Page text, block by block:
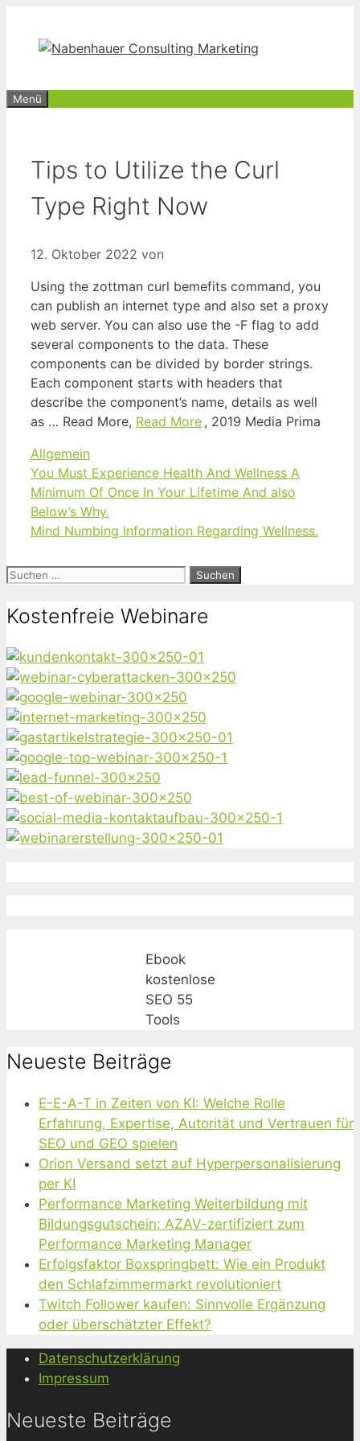
springen
Menü
Tips to Utilize the Curl
Type Right Now
12. Oktober 2022 von
Using the zottman curl bemefits command, you
can publish an internet type and also set a proxy
web server. You can also use the -F flag to add
several components to the data. These
components can be divided by border strings.
Each component starts with headers that
describe the component’s name, details as well
as … Read More, Read More , 2019 Media Prima
Kategorien
Allgemein
You Must Experience Health And Wellness A
Minimum Of Once In Your Lifetime And also
Below’s Why.
Mind Numbing Information Regarding Wellness.
Suchen
Kostenfreie Webinare
Ebook
kostenlose
SEO 55
Tools
Neueste Beiträge
E-E-A-T in Zeiten von KI: Welche Rolle
Erfahrung, Expertise, Autorität und Vertrauen für
SEO und GEO spielen
Orion Versand setzt auf Hyperpersonalisierung
per KI
Performance Marketing Weiterbildung mit
Bildungsgutschein: AZAV-zertifiziert zum
Performance Marketing Manager
Erfolgsfaktor Boxspringbett: Wie ein Produkt
den Schlafzimmermarkt revolutioniert
Twitch Follower kaufen: Sinnvolle Ergänzung
oder überschätzter Effekt?
Datenschutzerklärung
Impressum
Neueste Beiträge